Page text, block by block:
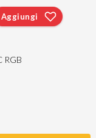
RGB
Aggiungi